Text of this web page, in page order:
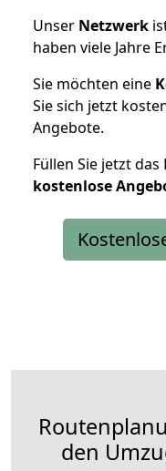
Unser Netzwerk
haben viele Jahre
Sie möchten eine
Sie sich jetzt
Angebote.
Füllen Sie jetzt
kostenlose
den